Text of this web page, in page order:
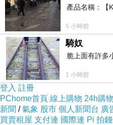
產品名稱：【
5 小時前
騎奴
脆上面有許多
1 小時前
登入 註冊
PChome首頁 線上購物 24h購物
新聞 /氣象 股市 個人新聞台 廣
買賣租屋 支付連 國際連 Pi 拍